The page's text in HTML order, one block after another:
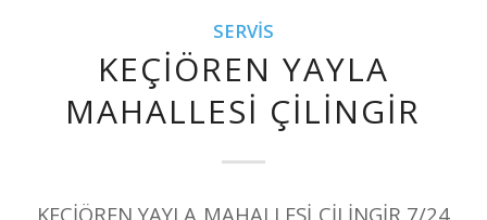
SERVIS
KEÇİÖREN YAYLA
MAHALLESİ ÇİLİNGİR
KEÇİÖREN YAYLA MAHALLESİ ÇİLİNGİR 7/24